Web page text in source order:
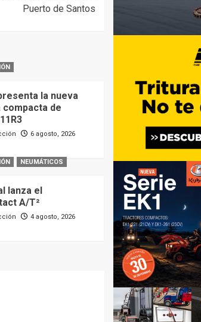
Puerto de Santos
la nueva
de
6 agosto, 2026
NEUMÁTICOS
lanza el
A/T²
4 agosto, 2026